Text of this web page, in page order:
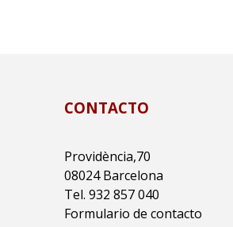
CONTACTO
Providència,70
08024 Barcelona
Tel. 932 857 040
Formulario de contacto